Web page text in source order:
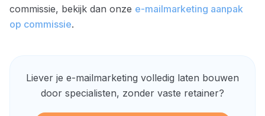
commissie, bekijk dan onze e-mailmarketing aanpak
op commissie.
Liever je e-mailmarketing volledig laten bouwen
door specialisten, zonder vaste retainer?